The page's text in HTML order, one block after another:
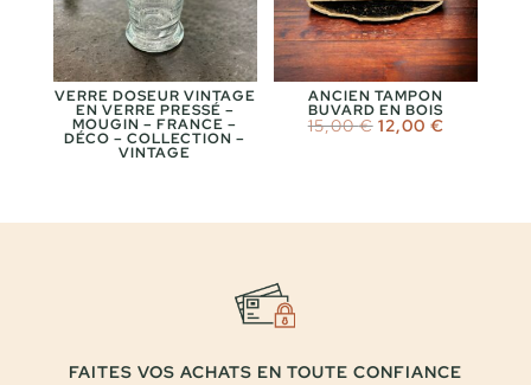
VERRE DOSEUR VINTAGE
EN VERRE PRESSÉ –
MOUGIN – FRANCE –
DÉCO – COLLECTION –
VINTAGE
ANCIEN TAMPON
BUVARD EN BOIS
15,00€ Le
prix
12,00 €Le
FAITES VOS ACHATS EN TOUTE CONFIANCE